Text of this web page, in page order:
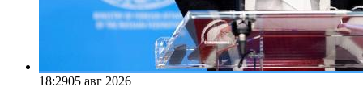
18:2905 авг 2026